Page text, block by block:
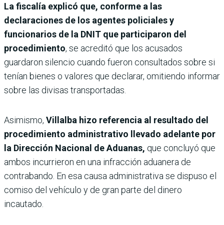
La fiscalía explicó que, conforme a las
declaraciones de los agentes policiales y
funcionarios de la DNIT que participaron del
procedimiento, se acreditó que los acusados
guardaron silencio cuando fueron consultados sobre si
tenían bienes o valores que declarar, omitiendo informar
sobre las divisas transportadas.
Asimismo, Villalba hizo referencia al resultado del
procedimiento administrativo llevado adelante por
la Dirección Nacional de Aduanas, que concluyó que
ambos incurrieron en una infracción aduanera de
contrabando. En esa causa administrativa se dispuso el
comiso del vehículo y de gran parte del dinero
incautado.